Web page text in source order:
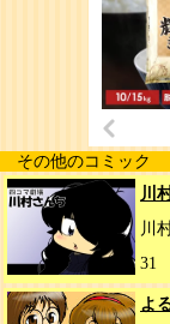
その他のコミック
川
川
31
よ